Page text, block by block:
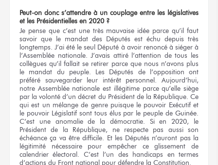
Peut-on donc s’attendre à un couplage entre les législatives
et les Présidentielles en 2020 ?
Je pense que c’est une très mauvaise idée parce qu’il faut
savoir que le mandat des Députés est échu depuis très
longtemps. J’ai été le seul Député à avoir renoncé à siéger à
l’Assemblée nationale. J’avais attiré l’attention de tous les
collègues qu’il fallait se retirer parce que nous n’avons plus
le mandat du peuple. Les Députés de l’opposition ont
préféré sauvegarder leur intérêt personnel. Aujourd’hui,
notre Assemblée nationale est illégitime parce qu’elle siège
par la volonté d’un décret du Président de la République. Ce
qui est un mélange de genre puisque le pouvoir Exécutif et
le pouvoir Législatif sont tous élus par le peuple de Guinée.
C’est une anomalie de la démocratie. Si en 2020, le
Président de la République, ne respecte pas aussi son
échéance ça va être difficile. Et les Députés n’auront pas la
légitimité nécessaire pour empêcher ce glissement de
calendrier électoral. C’est l’un des handicaps en termes
d’actions du Front national pour défendre la Constitution.